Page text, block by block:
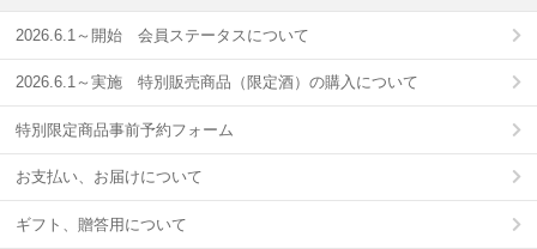
2026.6.1～開始 会員ステータスについて
2026.6.1～実施 特別販売商品（限定酒）の購入について
特別限定商品事前予約フォーム
お支払い、お届けについて
ギフト、贈答用について